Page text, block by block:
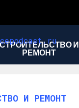
И
РЕМОНТ
И РЕМОНТ